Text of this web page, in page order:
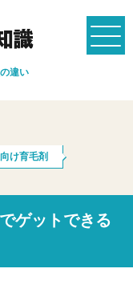
違い
け育毛剤
ゲットできる